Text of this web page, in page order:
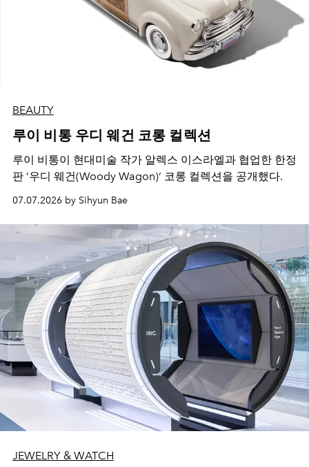
BEAUTY
루이 비통 우디 웨건 코롱 컬렉션
루이 비통이 현대미술 작가 알렉스 이스라엘과 협업한 한정
판 ’우디 웨건(Woody Wagon)‘ 코롱 컬렉션을 공개했다.
07.07.2026 by Sihyun Bae
JEWELRY & WATCH